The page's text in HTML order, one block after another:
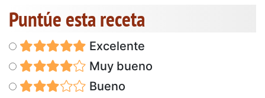
Puntúe esta receta
Excelente
Muy bueno
Bueno